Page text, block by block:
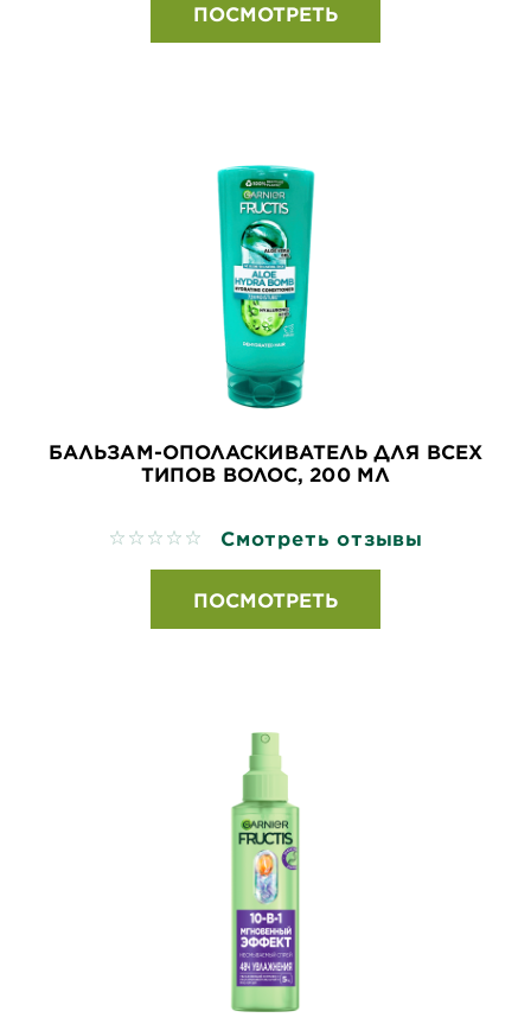
ПОСМОТРЕТЬ
БАЛЬЗАМ-ОПОЛАСКИВАТЕЛЬ ДЛЯ ВСЕХ
ТИПОВ ВОЛОС, 200 МЛ
No reviews Смотреть отзывы
ПОСМОТРЕТЬ